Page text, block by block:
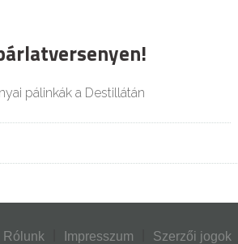
pálinkák a Destillátán
Rólunk Impresszum Szerzői jogok